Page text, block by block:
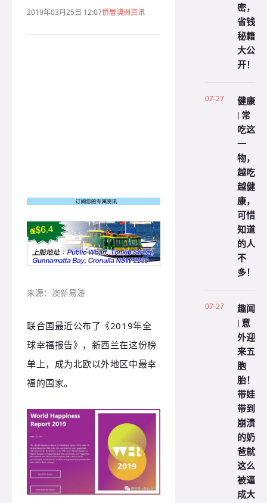
2019年03月25日 12:07侨居澳洲资讯
来源：澳新易游
联合国最近公布了《2019年全
球幸福报告》，新西兰在这份榜
单上，成为北欧以外地区中最幸
福的国家。
密，
省钱
秘籍
大公
开！
07-27
健康
| 常
吃这
一
物，
越吃
越健
康，
可惜
知道
的人
不
多！
07-27
趣闻
| 意
外迎
来五
胞
胎！
带娃
带到
崩溃
的奶
爸就
这么
被逼
成大